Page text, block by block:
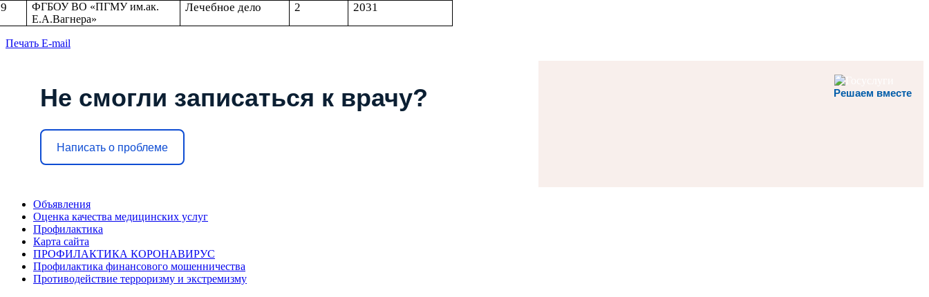
9
ФГБОУ ВО «ПГМУ им.ак.
Е.А.Вагнера»
Лечебное дело 2 2031
Печать E-mail
Решаем вместе
Не смогли записаться к врачу?
Написать о проблеме
Объявления
Оценка качества медицинских услуг
Профилактика
Карта сайта
ПРОФИЛАКТИКА КОРОНАВИРУС
Профилактика финансового мошенничества
Противодействие терроризму и экстремизму